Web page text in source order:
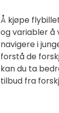
Å kjøpe
og variabler å
navigere i
forstå de
kan du ta
tilbud fra